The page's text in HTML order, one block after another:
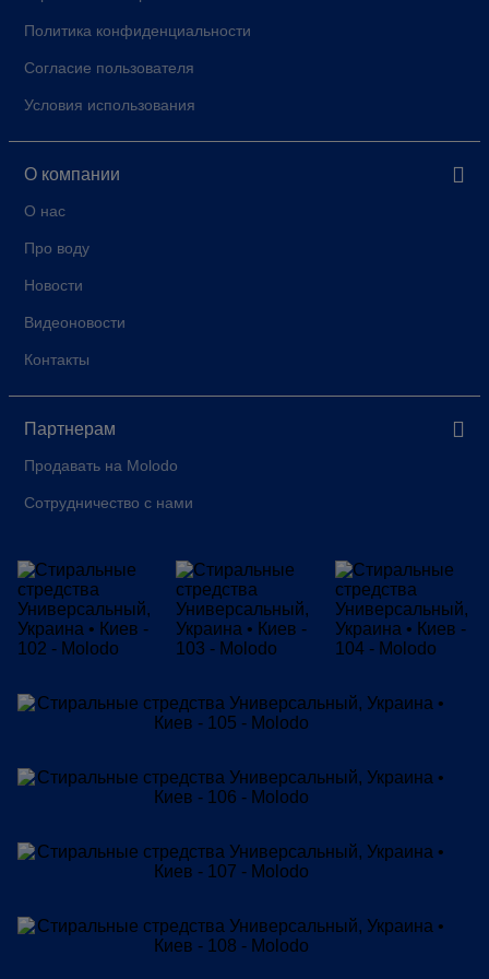
Политика конфиденциальности
Согласие пользователя
Условия использования
О компании
О нас
Про воду
Новости
Видеоновости
Контакты
Партнерам
Продавать на Molodo
Сотрудничество с нами